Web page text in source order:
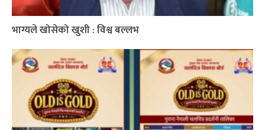
भाग्यले खोसेको खुशी : विश्व बल्लभ